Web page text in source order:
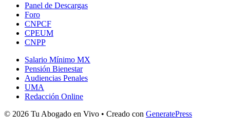
Panel de Descargas
Foro
CNPCF
CPEUM
CNPP
Salario Mínimo MX
Pensión Bienestar
Audiencias Penales
UMA
Redacción Online
© 2026 Tu Abogado en Vivo • Creado con GeneratePress